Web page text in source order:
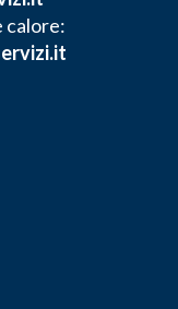
calore: